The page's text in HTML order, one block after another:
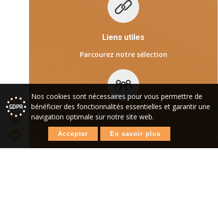
Nos cookies sont nécessaires pour vous permettre de
bénéficier des fonctionnalités essentielles et garantir une
navigation optimale sur notre site web.
Accepter En savoir plus
Liens utiles
Parcourez notre sélection
Nos membres
Découvrez tous nos auteurs